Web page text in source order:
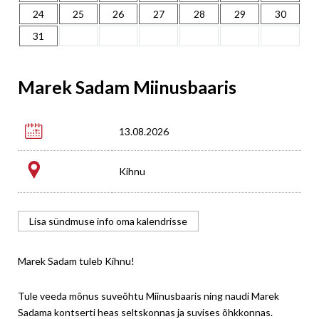
24
25 26 27 28 29
30
31
Marek Sadam Miinusbaaris
 13.08.2026
Kihnu
Lisa sündmuse info oma kalendrisse
Marek Sadam tuleb Kihnu!
Tule veeda mõnus suveõhtu Miinusbaaris ning naudi Marek
Sadama kontserti heas seltskonnas ja suvises õhkkonnas.